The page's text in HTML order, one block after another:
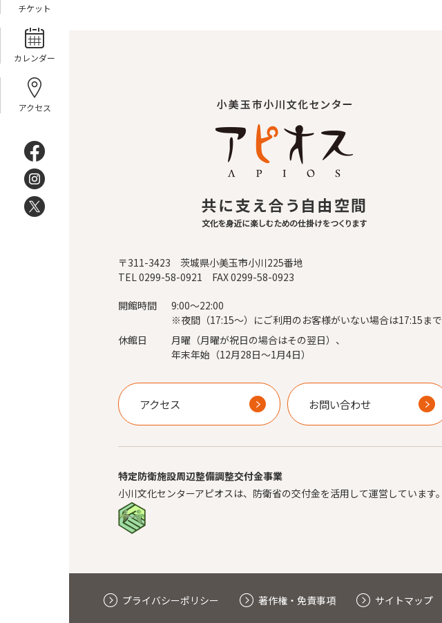
チケット
カレンダー
アクセス
〒311-3423 茨城県小美玉市小川225番地
TEL 0299-58-0921 FAX 0299-58-0923
開館時間
9:00～22:00
※夜間（17:15～）にご利用のお客様がいない場合は17:15まで
休館日
月曜（月曜が祝日の場合はその翌日）、
年末年始（12月28日～1月4日）
アクセス お問い合わせ
特定防衛施設周辺整備調整交付金事業
小川文化センターアピオスは、防衛省の交付金を活用して運営しています。
プライバシーポリシー 著作権・免責事項 サイトマップ